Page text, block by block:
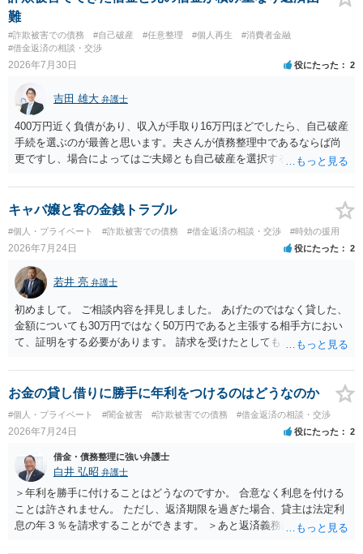
難
#詐欺被害での債務 #自己破産 #任意整理 #個人再生
#消費者金融
#借金返済の相談・交渉
2026年7月30日 役にたった 2
吉田 雄大 弁護士
400万円近く負債があり、収入が手取り16万円ほどでしたら、自己破産
手続を選ぶのが最善と思います。夫さんが債務整理中であるならば尚
更ですし、場合によってはご夫婦とも自己破産を選択する方法もある
キャバ嬢と客の金銭トラブル
#個人・プライベート #詐欺被害での債務 #借金返済の相談・交渉 #時効の援用
2026年7月24日 役にたった 2
若井 亮 弁護士
初めまして。 ご相談内容を拝見しました。 あげたのではなく貸した、
金額についても30万円ではなく50万円であると主張する相手方におい
て、証明をする必要があります。 請求を受けたとしても、もらったも
れることになるでしょう。 請求があるまでは、こちらからアクション
を起こす必要はないかと思います。
お金の貸し借りに勝手に年利をつけるのはどうなのか
#個人・プライベート #闇金被害 #詐欺被害での債務 #借金返済の相談・交渉
2026年7月24日 役にたった 2
借金・債務整理に強い弁護士
白井 弘昭 弁護士
＞年利を勝手に付けることはどうなのですか。 合意なく利息を付ける
ことは許されません。 ただし、返済期限を過ぎた場合、貸主は法定利
息の年３％を請求することができます。 ＞あと返済義務はありますか